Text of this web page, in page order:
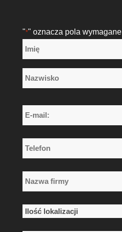
"*" oznacza pola wymagane
Nazwa
*
E-
mail:
*
Telefon
*
Nazwa
firmy
*
Ilość